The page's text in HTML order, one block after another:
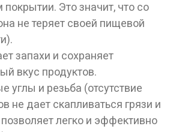
покрытии. Это значит, что со
не теряет своей пищевой
запахи и сохраняет
вкус продуктов.
углы и резьба (отсутствие
не дает скапливаться грязи и
легко и эффективно